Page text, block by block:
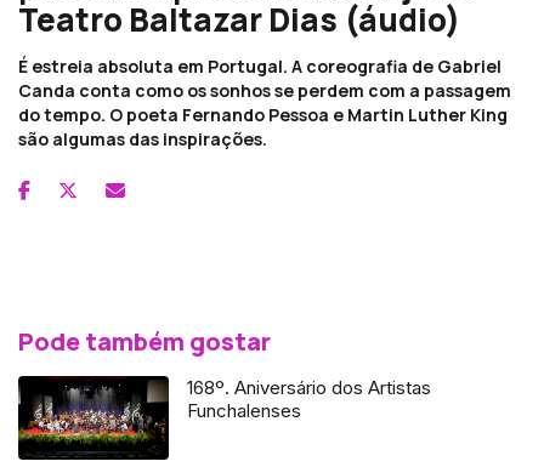
Teatro Baltazar Dias (áudio)
É estreia absoluta em Portugal. A coreografia de Gabriel
Canda conta como os sonhos se perdem com a passagem
do tempo. O poeta Fernando Pessoa e Martin Luther King
são algumas das inspirações.
Pode também gostar
168º. Aniversário dos Artistas
Funchalenses